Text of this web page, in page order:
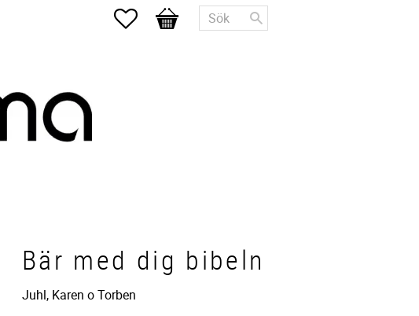
Favoriter
Kundvagn
Bär med dig bibeln
Juhl, Karen o Torben